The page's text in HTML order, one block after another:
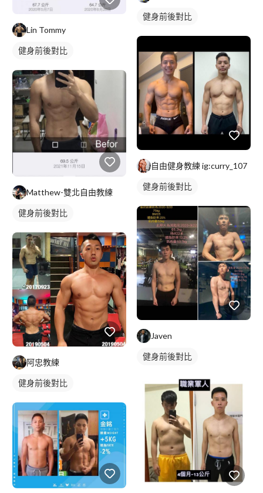
Lin Tommy
健身前後對比
Matthew-雙北自由教練
健身前後對比
阿忠教練
健身前後對比
健身前後對比
自由健身教練 ig:curry_107
健身前後對比
Javen
健身前後對比